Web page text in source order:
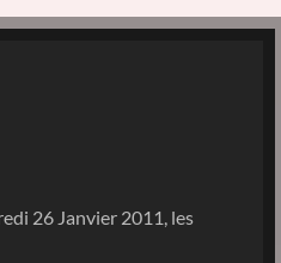
26 Janvier 2011, les